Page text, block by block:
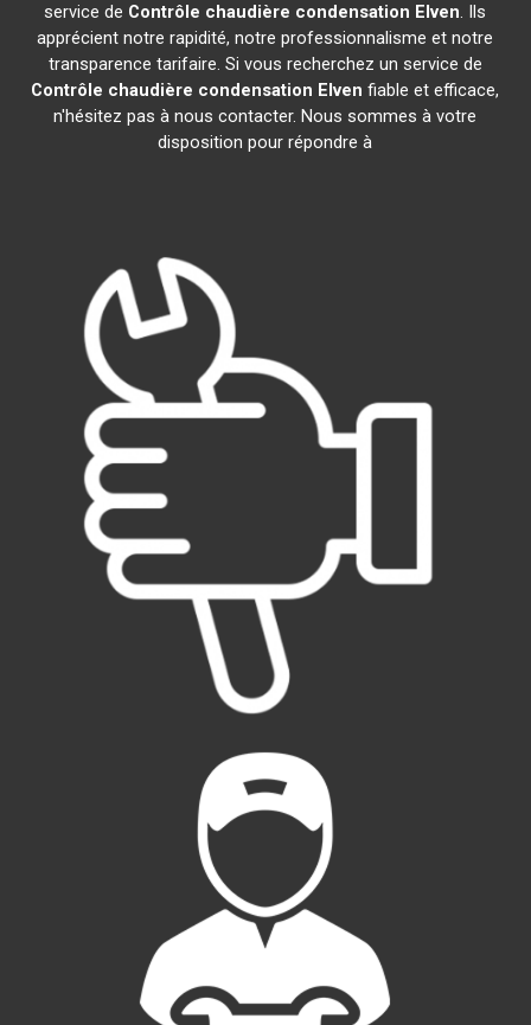
service de Contrôle chaudière condensation Elven. Ils
apprécient notre rapidité, notre professionnalisme et notre
transparence tarifaire. Si vous recherchez un service de
Contrôle chaudière condensation Elven fiable et efficace,
n'hésitez pas à nous contacter. Nous sommes à votre
disposition pour répondre à